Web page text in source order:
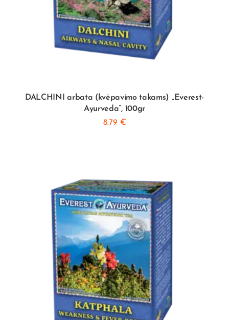
DALCHINI arbata (kvėpavimo takams) „Everest-
Ayurveda”, 100gr
8.79 €